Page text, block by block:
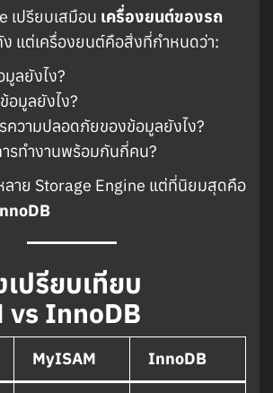
เปรียบเสมือน เครื่องยนต์ของรถ
ง แต่เครื่องยนต์คือสิ่งที่กำหนดว่า:
มูลยังไง?
อมูลยังไง?
ความปลอดภัยของข้อมูลยังไง?
รทำงานพร้อมกันกี่คน?
ลาย Storage Engine แต่ที่นิยมสุดคือ
เปรียบเทียบ
vs InnoDB
MyISAM InnoDB